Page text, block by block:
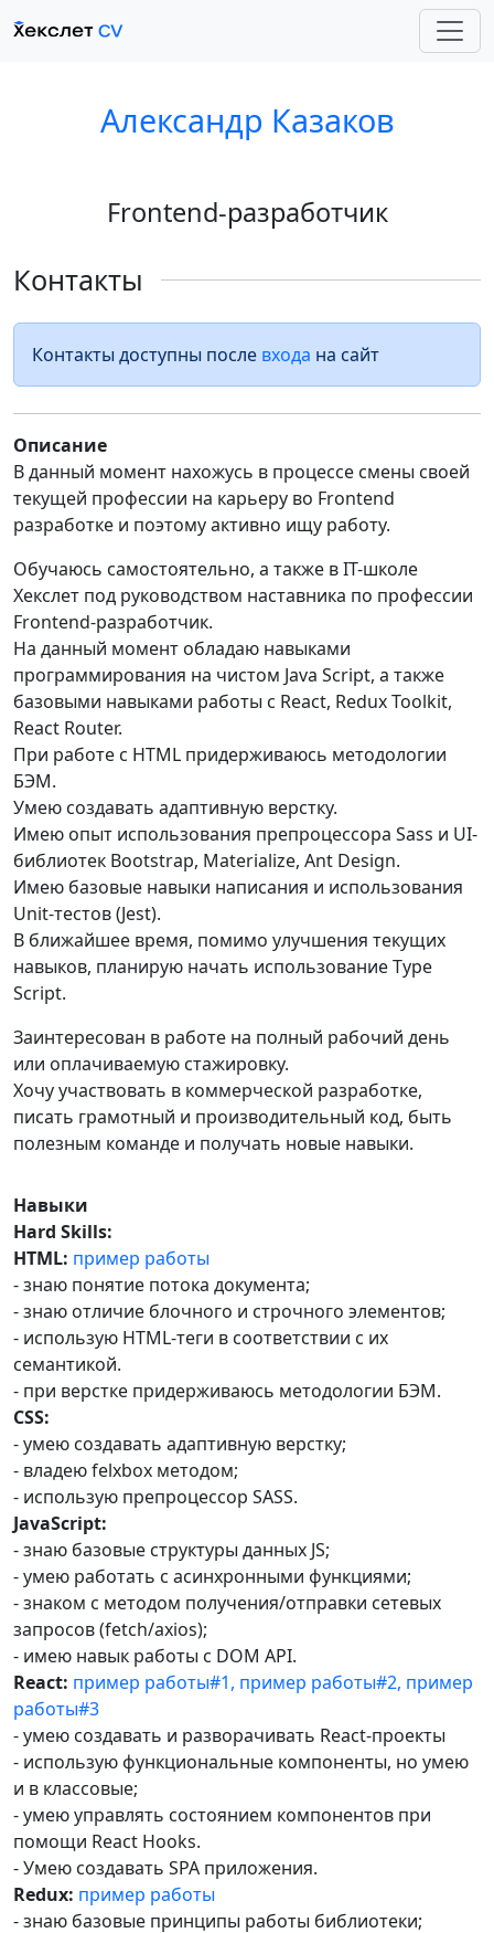
Александр Казаков
Frontend-разработчик
Контакты
Контакты доступны после входа на сайт
Описание
В данный момент нахожусь в процессе смены своей
текущей профессии на карьеру во Frontend
разработке и поэтому активно ищу работу.
Обучаюсь самостоятельно, а также в IT-школе
Хекслет под руководством наставника по профессии
Frontend-разработчик.
На данный момент обладаю навыками
программирования на чистом Java Script, а также
базовыми навыками работы с React, Redux Toolkit,
React Router.
При работе с HTML придерживаюсь методологии
БЭМ.
Умею создавать адаптивную верстку.
Имею опыт использования препроцессора Sass и UI-
библиотек Bootstrap, Materialize, Ant Design.
Имею базовые навыки написания и использования
Unit-тестов (Jest).
В ближайшее время, помимо улучшения текущих
навыков, планирую начать использование Type
Script.
Заинтересован в работе на полный рабочий день
или оплачиваемую стажировку.
Хочу участвовать в коммерческой разработке,
писать грамотный и производительный код, быть
полезным команде и получать новые навыки.
Навыки
Hard Skills:
HTML: пример работы
- знаю понятие потока документа;
- знаю отличие блочного и строчного элементов;
- использую HTML-теги в соответствии с их
семантикой.
- при верстке придерживаюсь методологии БЭМ.
CSS:
- умею создавать адаптивную верстку;
- владею felxbox методом;
- использую препроцессор SASS.
JavaScript:
- знаю базовые структуры данных JS;
- умею работать с асинхронными функциями;
- знаком с методом получения/отправки сетевых
запросов (fetch/axios);
- имею навык работы с DOM API.
React: пример работы#1, пример работы#2, пример
работы#3
- умею создавать и разворачивать React-проекты
- использую функциональные компоненты, но умею
и в классовые;
- умею управлять состоянием компонентов при
помощи React Hooks.
- Умею создавать SPA приложения.
Redux: пример работы
- знаю базовые принципы работы библиотеки;